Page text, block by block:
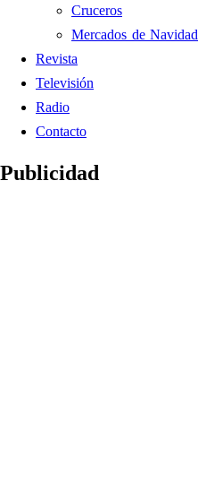
Cruceros
Mercados de Navidad
Revista
Televisión
Radio
Contacto
Publicidad